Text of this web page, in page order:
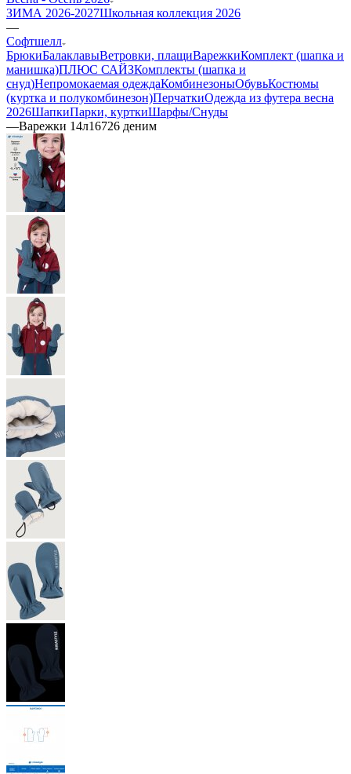
ЗИМА 2026-2027Школьная коллекция 2026
—
Софтшелл
БрюкиБалаклавыВетровки, плащиВарежкиКомплект (шапка и
манишка)ПЛЮС САЙЗКомплекты (шапка и
снуд)Непромокаемая одеждаКомбинезоныОбувьКостюмы
(куртка и полукомбинезон)ПерчаткиОдежда из футера весна
2026ШапкиПарки, курткиШарфы/Снуды
—Варежки 14л16726 деним